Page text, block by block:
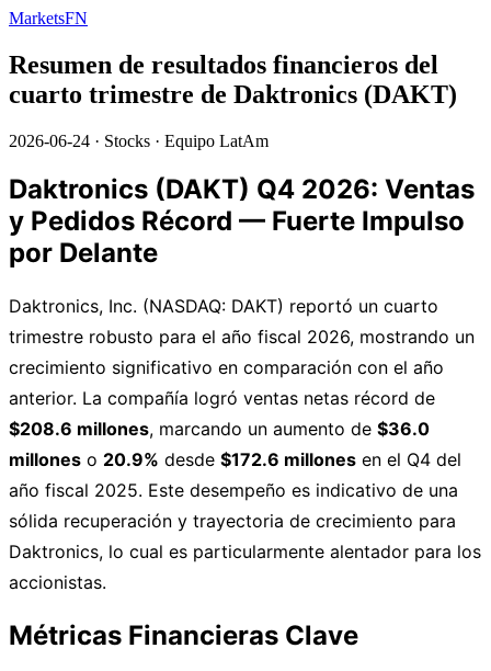
MarketsFN
Resumen de resultados financieros del
cuarto trimestre de Daktronics (DAKT)
2026-06-24 · Stocks · Equipo LatAm
Daktronics (DAKT) Q4 2026: Ventas
y Pedidos Récord — Fuerte Impulso
por Delante
Daktronics, Inc. (NASDAQ: DAKT) reportó un cuarto
trimestre robusto para el año fiscal 2026, mostrando un
crecimiento significativo en comparación con el año
anterior. La compañía logró ventas netas récord de
$208.6 millones, marcando un aumento de $36.0
millones o 20.9% desde $172.6 millones en el Q4 del
año fiscal 2025. Este desempeño es indicativo de una
sólida recuperación y trayectoria de crecimiento para
Daktronics, lo cual es particularmente alentador para los
accionistas.
Métricas Financieras Clave